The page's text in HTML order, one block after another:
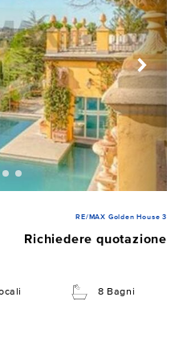
RE/MAX Golden House 3
Richiedere quotazione
8 Bagni